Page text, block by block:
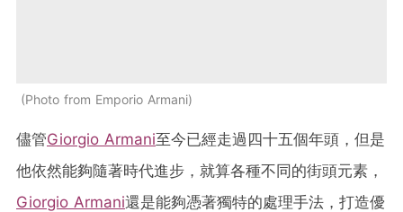
Photo from Emporio Armani
儘管Giorgio Armani至今已經走過四十五個年頭，但是
他依然能夠隨著時代進步，就算各種不同的街頭元素，
Giorgio Armani還是能夠憑著獨特的處理手法，打造優